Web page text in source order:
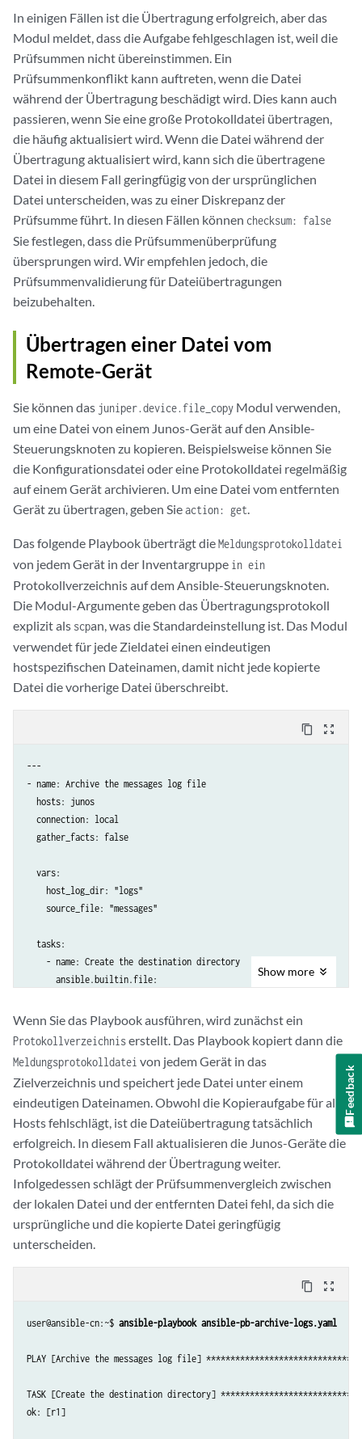
In einigen Fällen ist die Übertragung erfolgreich, aber das
Modul meldet, dass die Aufgabe fehlgeschlagen ist, weil die
Prüfsummen nicht übereinstimmen. Ein
Prüfsummenkonflikt kann auftreten, wenn die Datei
während der Übertragung beschädigt wird. Dies kann auch
passieren, wenn Sie eine große Protokolldatei übertragen,
die häufig aktualisiert wird. Wenn die Datei während der
Übertragung aktualisiert wird, kann sich die übertragene
Datei in diesem Fall geringfügig von der ursprünglichen
Datei unterscheiden, was zu einer Diskrepanz der
Prüfsumme führt. In diesen Fällen können checksum: false
Sie festlegen, dass die Prüfsummenüberprüfung
übersprungen wird. Wir empfehlen jedoch, die
Prüfsummenvalidierung für Dateiübertragungen
beizubehalten.
Übertragen einer Datei vom
Remote-Gerät
Sie können das juniper.device.file_copy Modul verwenden,
um eine Datei von einem Junos-Gerät auf den Ansible-
Steuerungsknoten zu kopieren. Beispielsweise können Sie
die Konfigurationsdatei oder eine Protokolldatei regelmäßig
auf einem Gerät archivieren. Um eine Datei vom entfernten
Gerät zu übertragen, geben Sieaction: get.
Das folgende Playbook überträgt dieMeldungsprotokolldatei
von jedem Gerät in der Inventargruppe in ein
Protokollverzeichnis auf dem Ansible-Steuerungsknoten.
Die Modul-Argumente geben das Übertragungsprotokoll
explizit als scpan, was die Standardeinstellung ist. Das Modul
verwendet für jede Zieldatei einen eindeutigen
hostspezifischen Dateinamen, damit nicht jede kopierte
Datei die vorherige Datei überschreibt.
content_copy zoom_out_map
---
- name: Archive the messages log file
  hosts: junos
  connection: local
  gather_facts: false
  vars:
    host_log_dir: "logs"
    source_file: "messages"
  tasks:
    - name: Create the destination directory
      ansible.builtin.file:
        state: directory
    - name: Copy the log file from remote device
      juniper.device.file_copy:
        action: get
        file: "{{ source_file }}"
        local_dir: "{{ host_log_dir }}"
        protocol: scp
transfer_filename: "{{ inventory_hostname }}-{{ source_file
Show more
Wenn Sie das Playbook ausführen, wird zunächst ein
Protokollverzeichniserstellt. Das Playbook kopiert dann die
Meldungsprotokolldatei von jedem Gerät in das
Zielverzeichnis und speichert jede Datei unter einem
eindeutigen Dateinamen. Obwohl die Kopieraufgabe für alle
Hosts fehlschlägt, ist die Dateiübertragung tatsächlich
erfolgreich. In diesem Fall aktualisieren die Junos-Geräte die
Protokolldatei während der Übertragung weiter.
Infolgedessen schlägt der Prüfsummenvergleich zwischen
der lokalen Datei und der entfernten Datei fehl, da sich die
ursprüngliche und die kopierte Datei geringfügig
unterscheiden.
content_copy zoom_out_map
user@ansible-cn:~$ ansible-playbook ansible-pb-archive-logs.yaml
PLAY [Archive the messages log file]
TASK [Create the destination directory]
ok: [r1]
Feedback